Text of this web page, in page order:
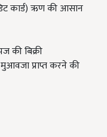
कार्ड) ऋण की आसान
की बिक्री
प्राप्त करने की